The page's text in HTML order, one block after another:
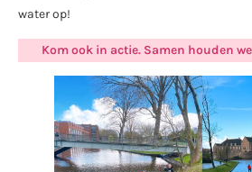
water op!
Kom ook in actie. Samen houden